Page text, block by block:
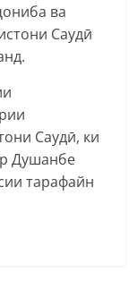
ва
Саудӣ
Саудӣ, ки
Душанбе
тарафайн